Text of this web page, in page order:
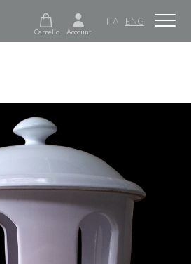
Carrello Account
ITA ENG